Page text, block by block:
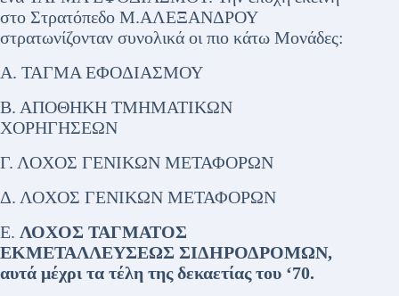
στο Στρατόπεδο Μ.ΑΛΕΞΑΝΔΡΟΥ
στρατωνίζονταν συνολικά οι πιο κάτω Μονάδες:
Α. ΤΑΓΜΑ ΕΦΟΔΙΑΣΜΟΥ
Β. ΑΠΟΘΗΚΗ ΤΜΗΜΑΤΙΚΩΝ
ΧΟΡΗΓΗΣΕΩΝ
Γ. ΛΟΧΟΣ ΓΕΝΙΚΩΝ ΜΕΤΑΦΟΡΩΝ
Δ. ΛΟΧΟΣ ΓΕΝΙΚΩΝ ΜΕΤΑΦΟΡΩΝ
Ε. ΛΟΧΟΣ ΤΑΓΜΑΤΟΣ
ΕΚΜΕΤΑΛΛΕΥΣΕΩΣ ΣΙΔΗΡΟΔΡΟΜΩΝ,
αυτά μέχρι τα τέλη της δεκαετίας του ‘70.